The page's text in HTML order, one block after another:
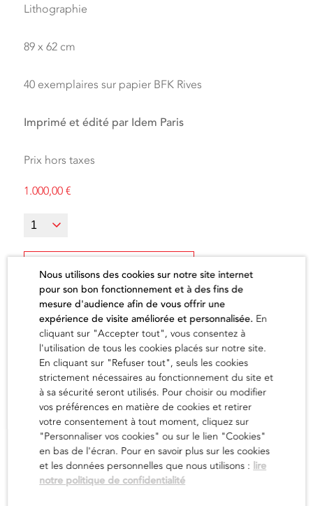
Lithographie
89 x 62 cm
40 exemplaires sur papier BFK Rives
Imprimé et édité par Idem Paris
Prix hors taxes
1.000,00€
Ajouter au panier
L'artiste
en savoir
Nous utilisons des cookies sur notre site internet
pour son bon fonctionnement et à des fins de
mesure d'audience afin de vous offrir une
expérience de visite améliorée et personnalisée. En
cliquant sur "Accepter tout", vous consentez à
l'utilisation de tous les cookies placés sur notre site.
En cliquant sur "Refuser tout", seuls les cookies
strictement nécessaires au fonctionnement du site et
à sa sécurité seront utilisés. Pour choisir ou modifier
vos préférences en matière de cookies et retirer
votre consentement à tout moment, cliquez sur
"Personnaliser vos cookies" ou sur le lien "Cookies"
en bas de l'écran. Pour en savoir plus sur les cookies
et les données personnelles que nous utilisons : lire
notre politique de confidentialité